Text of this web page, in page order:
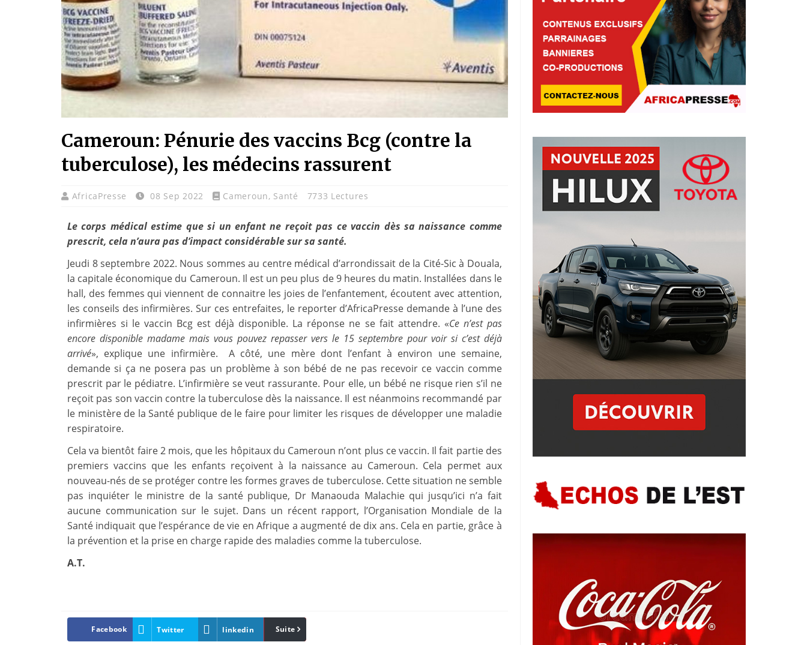
Cameroun: Pénurie des vaccins Bcg (contre la
tuberculose), les médecins rassurent
AfricaPresse 08 Sep 2022 Cameroun, Santé 7733 Lectures
Le corps médical estime que si un enfant ne reçoit pas ce vaccin dès sa naissance comme
prescrit, cela n’aura pas d’impact considérable sur sa santé.
Jeudi 8 septembre 2022. Nous sommes au centre médical d’arrondissait de la Cité-Sic à Douala,
la capitale économique du Cameroun. Il est un peu plus de 9 heures du matin. Installées dans le
hall, des femmes qui viennent de connaitre les joies de l’enfantement, écoutent avec attention,
les conseils des infirmières. Sur ces entrefaites, le reporter d’AfricaPresse demande à l’une des
infirmières si le vaccin Bcg est déjà disponible. La réponse ne se fait attendre. «Ce n’est pas
encore disponible madame mais vous pouvez repasser vers le 15 septembre pour voir si c’est déjà
arrivé», explique une infirmière. A côté, une mère dont l’enfant à environ une semaine,
demande si ça ne posera pas un problème à son bébé de ne pas recevoir ce vaccin comme
prescrit par le pédiatre. L’infirmière se veut rassurante. Pour elle, un bébé ne risque rien s’il ne
reçoit pas son vaccin contre la tuberculose dès la naissance. Il est néanmoins recommandé par
le ministère de la Santé publique de le faire pour limiter les risques de développer une maladie
respiratoire.
Cela va bientôt faire 2 mois, que les hôpitaux du Cameroun n’ont plus ce vaccin. Il fait partie des
premiers vaccins que les enfants reçoivent à la naissance au Cameroun. Cela permet aux
nouveau-nés de se protéger contre les formes graves de tuberculose. Cette situation ne semble
pas inquiéter le ministre de la santé publique, Dr Manaouda Malachie qui jusqu’ici n’a fait
aucune communication sur le sujet. Dans un récent rapport, l’Organisation Mondiale de la
Santé indiquait que l’espérance de vie en Afrique a augmenté de dix ans. Cela en partie, grâce à
la prévention et la prise en charge rapide des maladies comme la tuberculose.
A.T.
Facebook Twitter linkedin Pinterest
Suite